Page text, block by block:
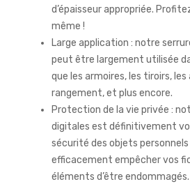
d’épaisseur appropriée.
même !
Large application : notre
peut être largement utilisée
que les armoires, les tiroirs,
rangement, et plus encore.
Protection de la vie privée :
digitales est définitivement
sécurité des objets
efficacement empêcher vos
éléments d’être endommagés.